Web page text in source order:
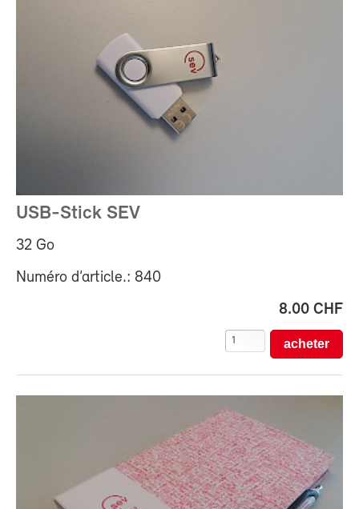
USB-Stick SEV
32 Go
Numéro d’article.: 840
8.00 CHF